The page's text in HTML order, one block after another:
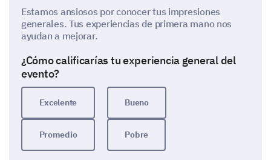
Estamos ansiosos por conocer tus impresiones
generales. Tus experiencias de primera mano nos
ayudan a mejorar.
¿Cómo calificarías tu experiencia general del
evento?
Excelente Bueno
Promedio Pobre